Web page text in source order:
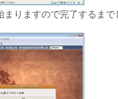
まりますので完了するま